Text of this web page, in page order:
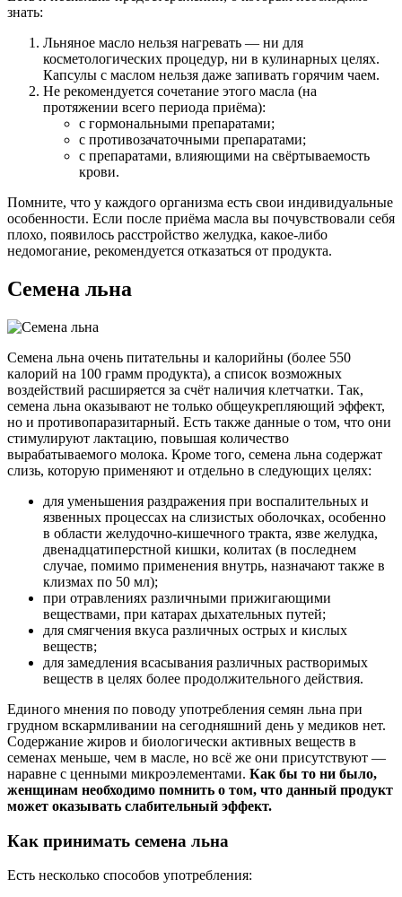
знать:
Льняное масло нельзя нагревать — ни для
косметологических процедур, ни в кулинарных целях.
Капсулы с маслом нельзя даже запивать горячим чаем.
Не рекомендуется сочетание этого масла (на
протяжении всего периода приёма):
с гормональными препаратами;
с противозачаточными препаратами;
с препаратами, влияющими на свёртываемость
крови.
Помните, что у каждого организма есть свои индивидуальные
особенности. Если после приёма масла вы почувствовали себя
плохо, появилось расстройство желудка, какое-либо
недомогание, рекомендуется отказаться от продукта.
Семена льна
Семена льна очень питательны и калорийны (более 550
калорий на 100 грамм продукта), а список возможных
воздействий расширяется за счёт наличия клетчатки. Так,
семена льна оказывают не только общеукрепляющий эффект,
но и противопаразитарный. Есть также данные о том, что они
стимулируют лактацию, повышая количество
вырабатываемого молока. Кроме того, семена льна содержат
слизь, которую применяют и отдельно в следующих целях:
для уменьшения раздражения при воспалительных и
язвенных процессах на слизистых оболочках, особенно
в области желудочно-кишечного тракта, язве желудка,
двенадцатиперстной кишки, колитах (в последнем
случае, помимо применения внутрь, назначают также в
клизмах по 50 мл);
при отравлениях различными прижигающими
веществами, при катарах дыхательных путей;
для смягчения вкуса различных острых и кислых
веществ;
для замедления всасывания различных растворимых
веществ в целях более продолжительного действия.
Единого мнения по поводу употребления семян льна при
грудном вскармливании на сегодняшний день у медиков нет.
Содержание жиров и биологически активных веществ в
семенах меньше, чем в масле, но всё же они присутствуют —
наравне с ценными микроэлементами. Как бы то ни было,
женщинам необходимо помнить о том, что данный продукт
может оказывать слабительный эффект.
Как принимать семена льна
Есть несколько способов употребления: